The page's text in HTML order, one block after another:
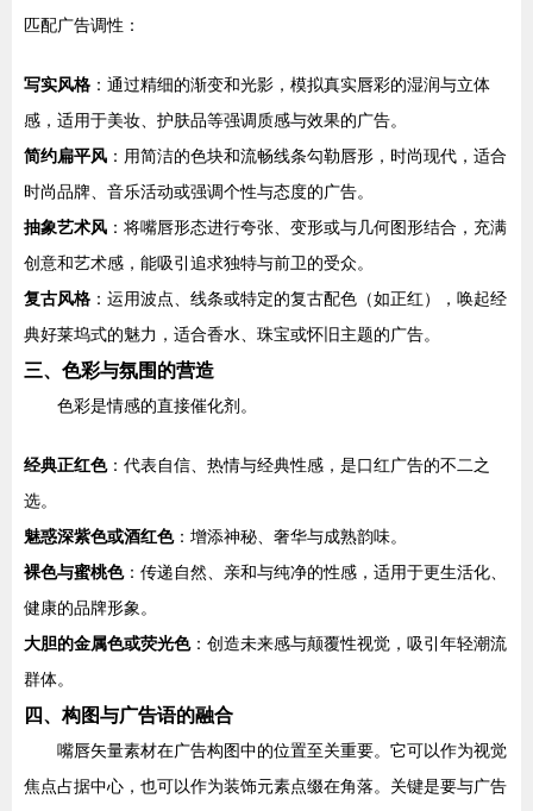
匹配广告调性：
写实风格 ：通过精细的渐变和光影，模拟真实唇彩的湿润与立体
感，适用于美妆、护肤品等强调质感与效果的广告。
简约扁平风 ：用简洁的色块和流畅线条勾勒唇形，时尚现代，适合
时尚品牌、音乐活动或强调个性与态度的广告。
抽象艺术风 ：将嘴唇形态进行夸张、变形或与几何图形结合，充满
创意和艺术感，能吸引追求独特与前卫的受众。
复古风格 ：运用波点、线条或特定的复古配色（如正红），唤起经
典好莱坞式的魅力，适合香水、珠宝或怀旧主题的广告。
三、色彩与氛围的营造
色彩是情感的直接催化剂。
经典正红色：代表自信、热情与经典性感，是口红广告的不二之
选。
魅惑深紫色或酒红色：增添神秘、奢华与成熟韵味。
裸色与蜜桃色：传递自然、亲和与纯净的性感，适用于更生活化、
健康的品牌形象。
大胆的金属色或荧光色：创造未来感与颠覆性视觉，吸引年轻潮流
群体。
四、构图与广告语的融合
嘴唇矢量素材在广告构图中的位置至关重要。它可以作为视觉
焦点占据中心，也可以作为装饰元素点缀在角落。关键是要与广告